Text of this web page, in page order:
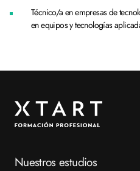
Técnico/a en empresas de
en equipos y tecnologías
Nuestros estudios